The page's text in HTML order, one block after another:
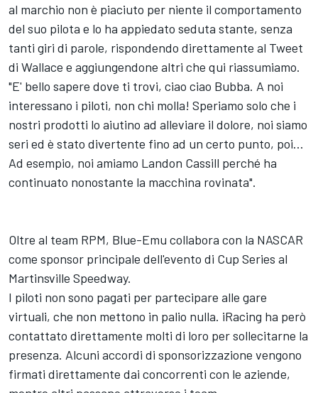
al marchio non è piaciuto per niente il comportamento
del suo pilota e lo ha appiedato seduta stante, senza
tanti giri di parole, rispondendo direttamente al Tweet
di Wallace e aggiungendone altri che qui riassumiamo.
"E' bello sapere dove ti trovi, ciao ciao Bubba. A noi
interessano i piloti, non chi molla! Speriamo solo che i
nostri prodotti lo aiutino ad alleviare il dolore, noi siamo
seri ed è stato divertente fino ad un certo punto, poi...
Ad esempio, noi amiamo Landon Cassill perché ha
continuato nonostante la macchina rovinata".
Oltre al team RPM, Blue-Emu collabora con la NASCAR
come sponsor principale dell'evento di Cup Series al
Martinsville Speedway.
I piloti non sono pagati per partecipare alle gare
virtuali, che non mettono in palio nulla. iRacing ha però
contattato direttamente molti di loro per sollecitarne la
presenza. Alcuni accordi di sponsorizzazione vengono
firmati direttamente dai concorrenti con le aziende,